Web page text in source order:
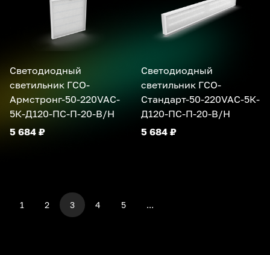
Светодиодный
светильник ГСО-
Армстронг-50-220VAC-
5К-Д120-ПС-П-20-В/Н
5 684 ₽
Светодиодный
светильник ГСО-
Стандарт-50-220VAC-5К-
Д120-ПС-П-20-В/Н
5 684 ₽
1 2 3 4 5 ...